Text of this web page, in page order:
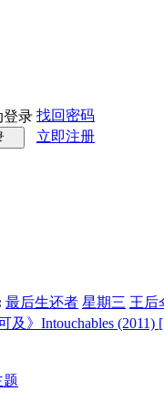
登录 找回密码
立即注册
最后生还者 星期三 王后
及》Intouchables (2011)